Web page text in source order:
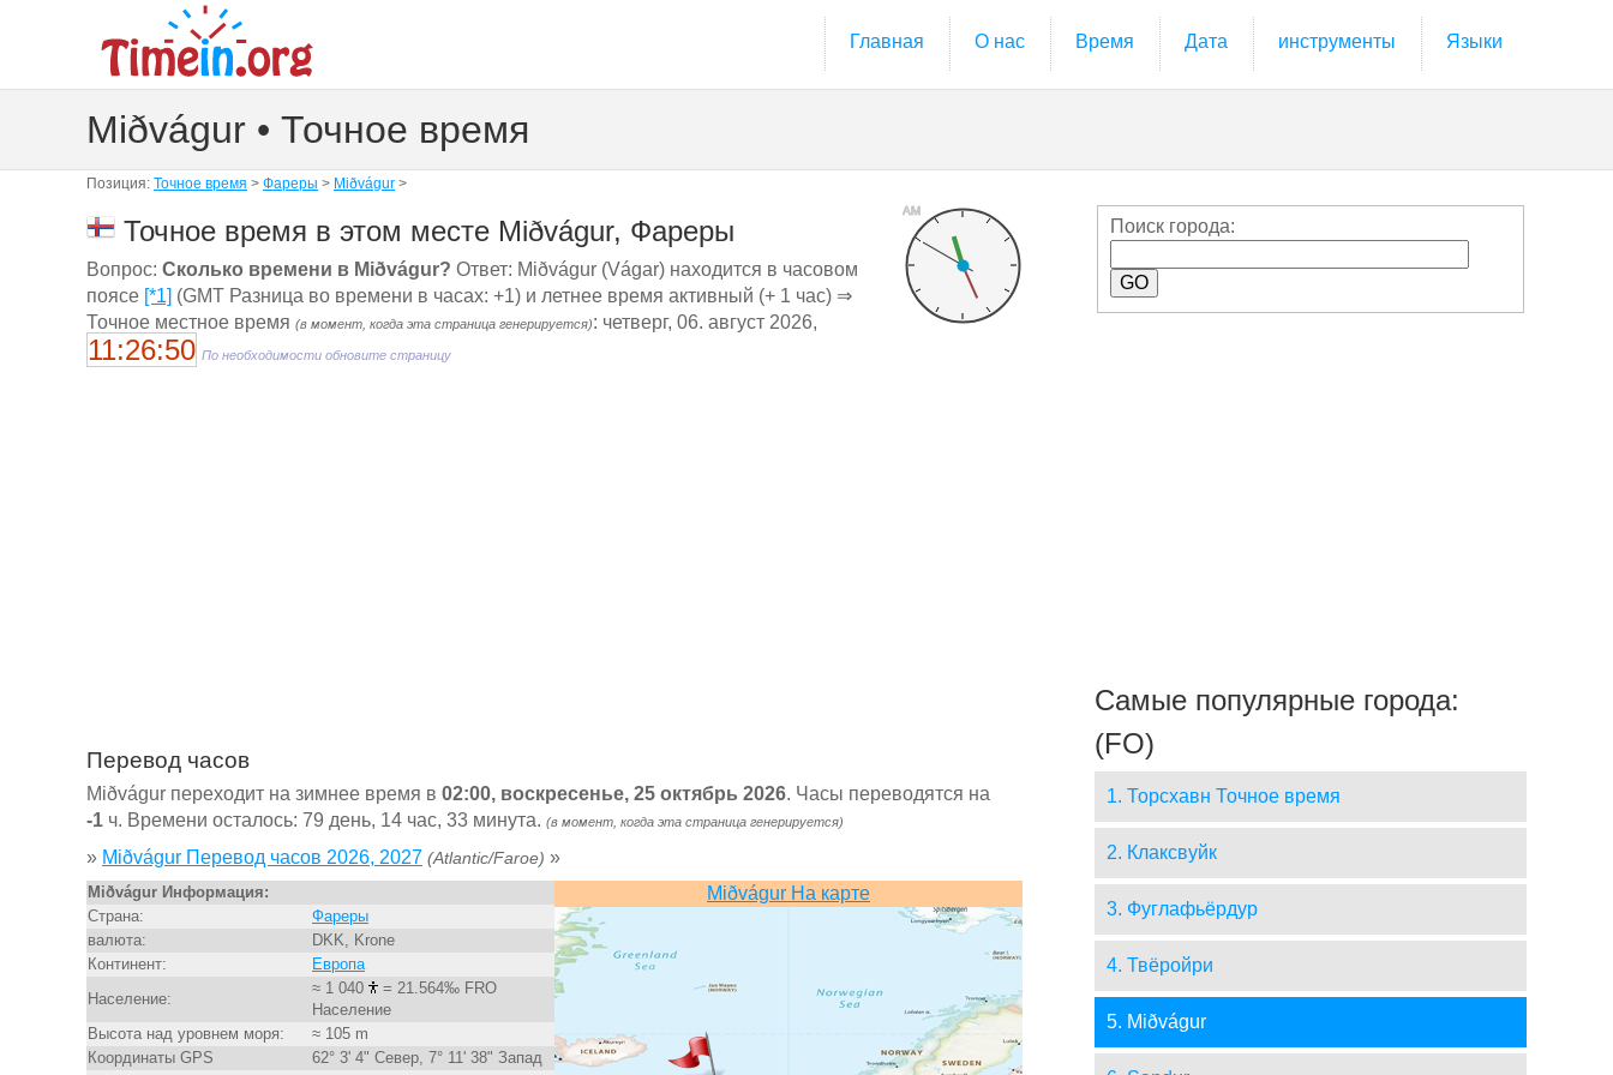
Главная О нас Время Дата инструменты Языки
Miðvágur • Точное время
Позиция: Точное время > Фареры > Miðvágur >
AM
Точное время в этом месте Miðvágur, Фареры
Вопрос: Сколько времени в Miðvágur? Ответ: Miðvágur (Vágar) находится в часовом
поясе [*1] (GMT Разница во времени в часах: +1) и летнее время активный (+ 1 час) ⇒
Точное местное время (в момент, когда эта страница генерируется): четверг, 06. август 2026,
11:26:51 По необходимости обновите страницу
Перевод часов
Miðvágur переходит на зимнее время в 02:00, воскресенье, 25 октябрь 2026. Часы переводятся на
-1 ч. Времени осталось: 79 день, 14 час, 33 минута. (в момент, когда эта страница генерируется)
» Miðvágur Перевод часов 2026, 2027 (Atlantic/Faroe) »
Miðvágur Информация:
Страна:
Фареры
валюта:
DKK, Krone
Континент:
Европа
Население:
≈ 1 040
= 21.564‰ FRO
Население
Высота над уровнем моря:
≈ 105 m
Координаты GPS
62° 3' 4" Север, 7° 11' 38" Запад
Miðvágur На карте
Поиск города:
Самые популярные города:
(FO)
1. Торсхавн Точное время
2. Клаксвуйк
3. Фуглафьёрдур
4. Твёройри
5. Miðvágur